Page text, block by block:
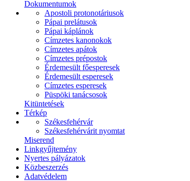
Dokumentumok
Apostoli protonotáriusok
Pápai prelátusok
Pápai káplánok
Címzetes kanonokok
Címzetes apátok
Címzetes prépostok
Érdemesült főesperesek
Érdemesült esperesek
Címzetes esperesek
Püspöki tanácsosok
Kitüntetések
Térkép
Székesfehérvár
Székesfehérvárit nyomtat
Miserend
Linkgyűjtemény
Nyertes pályázatok
Közbeszerzés
Adatvédelem